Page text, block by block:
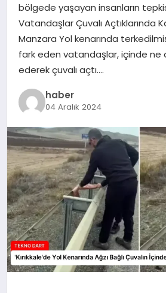
MAGAZIN
OTOMOBIL
TEKNOLOJI
bölgede yaşayan insanların
Vatandaşlar Çuvalı Açtıklarında
Manzara Yol kenarında
fark eden vatandaşlar, içinde ne
ederek çuvalı açtı….
haber
04 Aralık 2024